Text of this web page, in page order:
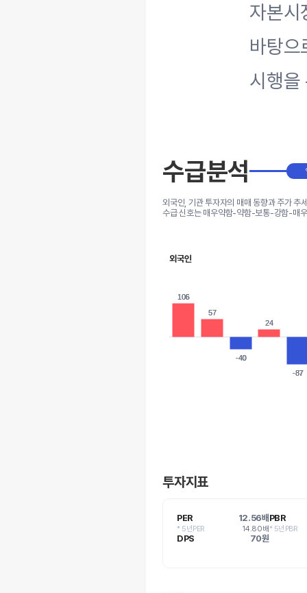
자본시
바탕으
시행을
수급분석
외국인, 기관 투자자의 매매 동향과 주가 추
수급 신호는 매우약함-약함-보통-강함-매
외국인
106
106
57
57
-40
-40
24
24
-87
-87
투자지표
PER 12.56배
* 5년PER 14.80배
PBR
* 5년PBR
DPS 70원